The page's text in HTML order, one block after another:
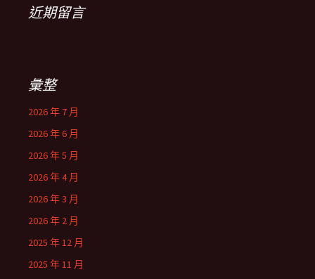
近期留言
彙整
2026 年 7 月
2026 年 6 月
2026 年 5 月
2026 年 4 月
2026 年 3 月
2026 年 2 月
2025 年 12 月
2025 年 11 月